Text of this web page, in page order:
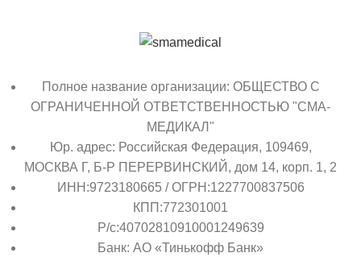
Полное название организации: ОБЩЕСТВО С
ОГРАНИЧЕННОЙ ОТВЕТСТВЕННОСТЬЮ "СМА-
МЕДИКАЛ"
Юр. адрес: Российская Федерация, 109469,
МОСКВА Г, Б-Р ПЕРЕРВИНСКИЙ, дом 14, корп. 1, 2
ИНН:9723180665 / ОГРН:1227700837506
КПП:772301001
Р/с:40702810910001249639
Банк: АО «Тинькофф Банк»